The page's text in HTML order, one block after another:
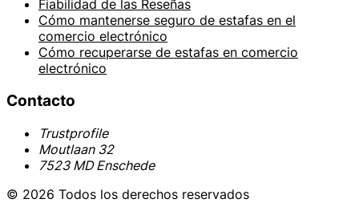
Fiabilidad de las Reseñas
Cómo mantenerse seguro de estafas en el
comercio electrónico
Cómo recuperarse de estafas en comercio
electrónico
Contacto
Trustprofile
Moutlaan 32
7523 MD Enschede
© 2026 Todos los derechos reservados